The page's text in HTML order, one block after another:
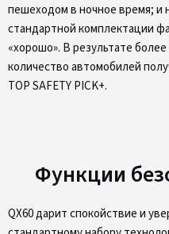
пешеходом в ночное время; и
стандартной комплектации
«хорошо». В результате
количество автомобилей
TOP SAFETY PICK+.
Функции
QX60 дарит спокойствие и